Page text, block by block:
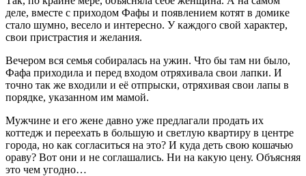
деле, вместе с приходом Фафы и появлением котят в домике
стало шумно, весело и интересно. У каждого свой характер,
свои пристрастия и желания.
Вечером вся семья собиралась на ужин. Что бы там ни было,
Фафа приходила и перед входом отряхивала свои лапки. И
точно так же входили и её отпрыски, отряхивая свои лапы в
порядке, указанном им мамой.
Мужчине и его жене давно уже предлагали продать их
коттедж и переехать в большую и светлую квартиру в центре
города, но как согласиться на это? И куда деть свою кошачью
ораву? Вот они и не соглашались. Ни на какую цену. Объясняя
это чем угодно…